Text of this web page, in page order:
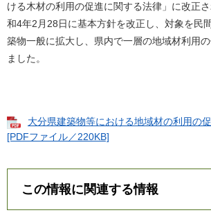
ける木材の利用の促進に関する法律」に改正
和4年2月28日に基本方針を改正し、対象を民
築物一般に拡大し、県内で一層の地域材利用
ました。
大分県建築物等における地域材の利用の
[PDFファイル／220KB]
この情報に関連する情報